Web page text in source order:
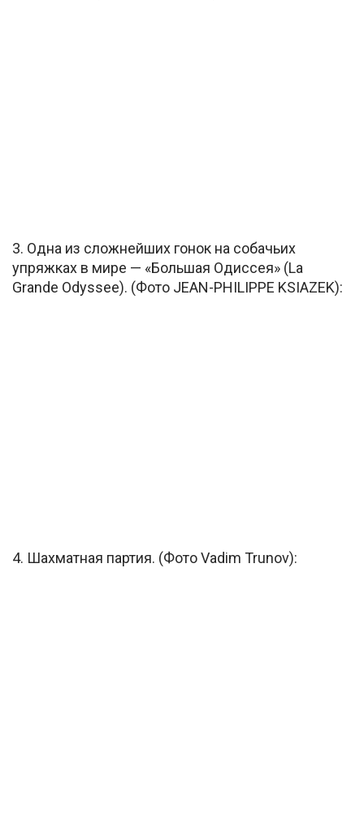
3. Одна из сложнейших гонок на собачьих
упряжках в мире — «Большая Одиссея» (La
Grande Odyssee). (Фото JEAN-PHILIPPE KSIAZEK):
4. Шахматная партия. (Фото Vadim Trunov):